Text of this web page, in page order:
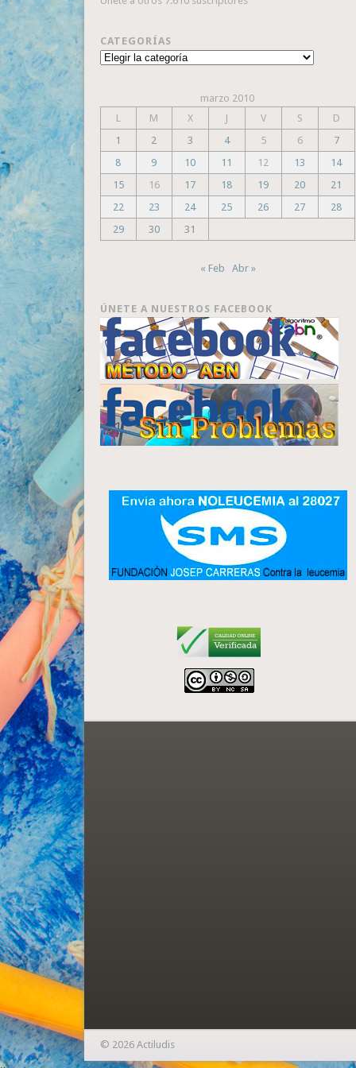
CATEGORÍAS
Categorías
marzo 2010
L
M X J V S
D
1
2 3 4 5 6
7
8
9 10 11 12 13
14
15
16 17 18 19 20
21
22
23 24 25 26 27
28
29
30 31
« Feb Abr »
ÚNETE A NUESTROS FACEBOOK
© 2026 Actiludis